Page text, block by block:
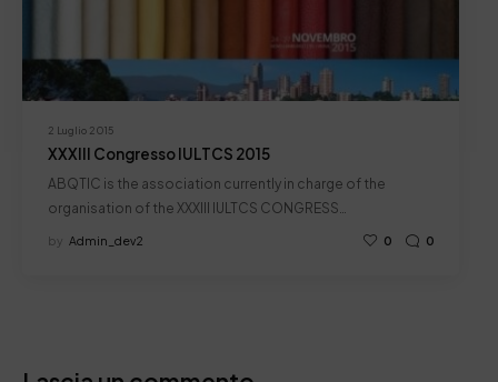
2 Luglio 2015
XXXIII Congresso IULTCS 2015
ABQTIC is the association currently in charge of the
organisation of the XXXIII IULTCS CONGRESS…
by Admin_dev2 0 0